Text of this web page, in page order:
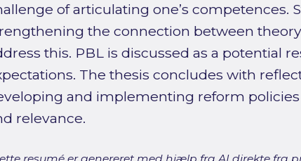
of articulating one’s competences.
the connection between
this. PBL is discussed as a potential
The thesis concludes with
and implementing reform
relevance.